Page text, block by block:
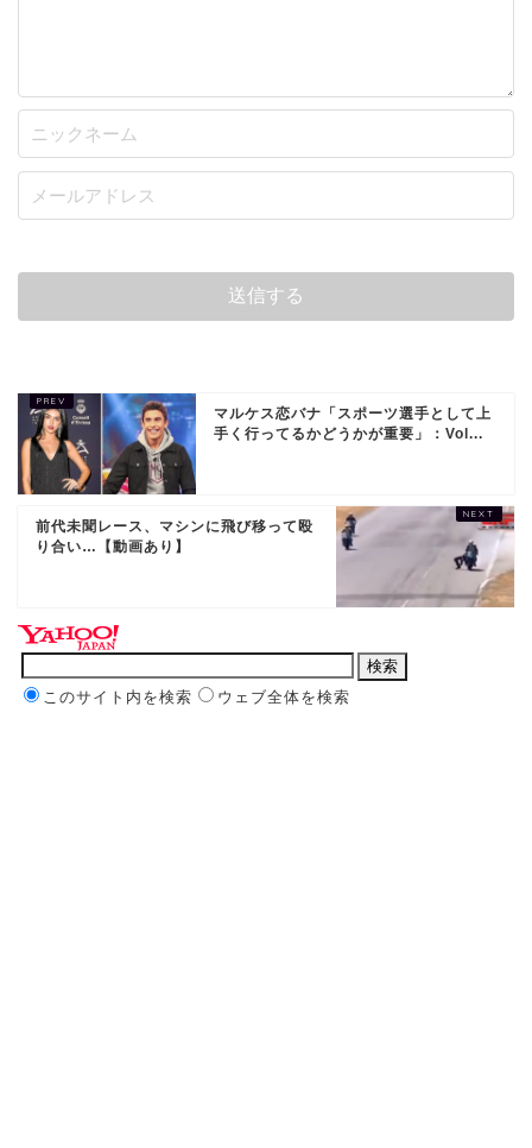
マルケス恋バナ「スポーツ選手として上
手く行ってるかどうかが重要」：Vol...
前代未聞レース、マシンに飛び移って殴
り合い…【動画あり】
このサイト内を検索 ウェブ全体を検索